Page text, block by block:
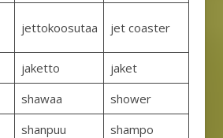
jettokoosutaa jet coaster
jaketto
jaket
shawaa
shower
shanpuu
shampo